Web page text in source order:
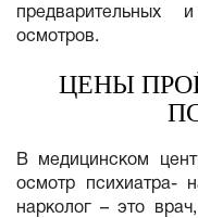
предварительных
осмотров.
ЦЕНЫ
В медицинском
осмотр психиатра-
нарколог – это